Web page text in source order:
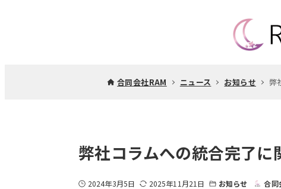
合同会社RAM ニュース お知らせ 弊
弊社コラムへの統合完了に
2024年3月5日 2025年11月21日 お知らせ 合同